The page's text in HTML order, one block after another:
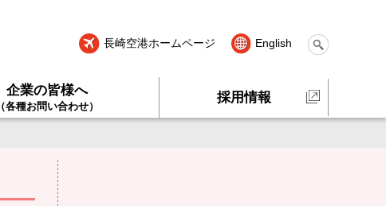
長崎空港ホームページ English
企業の皆様へ
（各種お問い合わせ）
採用情報